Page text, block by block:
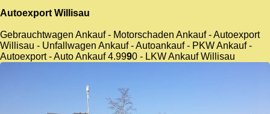
Autoexport Willisau
Gebrauchtwagen Ankauf - Motorschaden Ankauf - Autoexport
Willisau - Unfallwagen Ankauf - Autoankauf - PKW Ankauf -
Autoexport - Auto Ankauf4.9990 - LKW Ankauf Willisau